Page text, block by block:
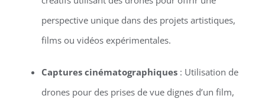
perspective unique dans des projets artistiques,
films ou vidéos expérimentales.
Captures cinématographiques: Utilisation de
drones pour des prises de vue dignes d’un film,